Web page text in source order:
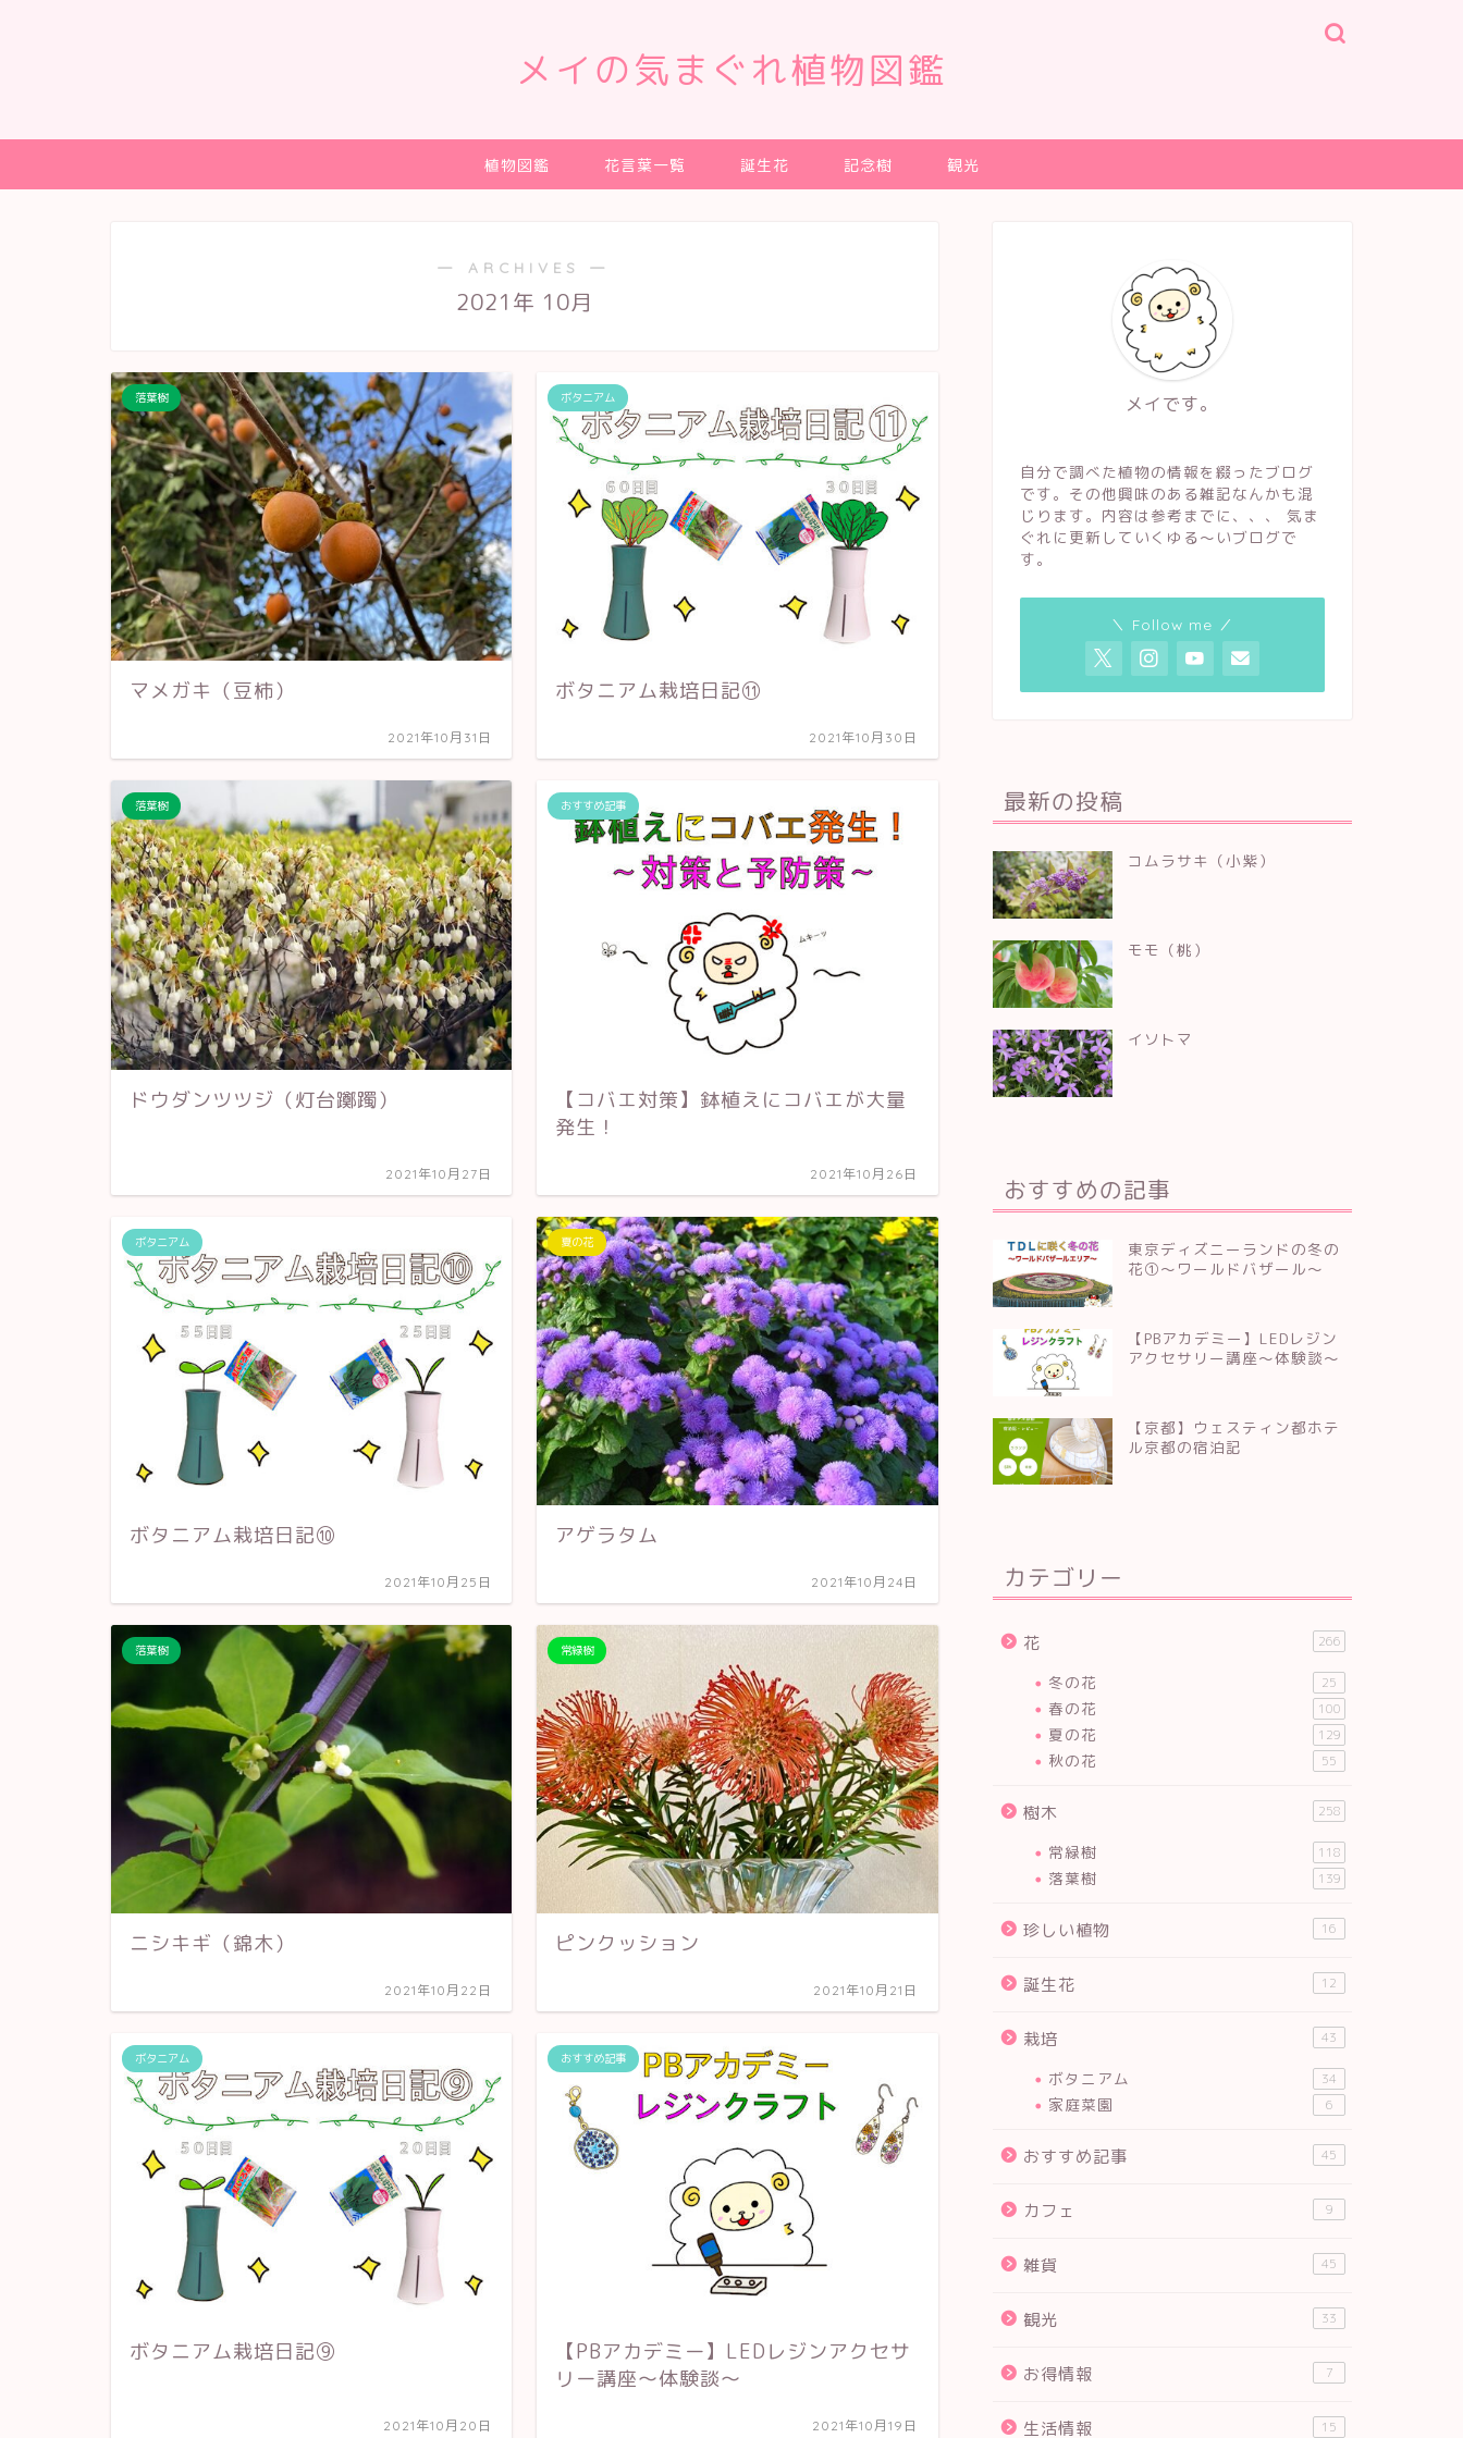
メイの気まぐれ植物図鑑
植物図鑑 花言葉一覧 誕生花 記念樹 観光
― ARCHIVES ―
2021年 10月
落葉樹
マメガキ（豆柿）
2021年10月31日
ボタニアム
ボタニアム栽培日記⑪
2021年10月30日
落葉樹
ドウダンツツジ（灯台躑躅）
2021年10月27日
おすすめ記事
【コバエ対策】鉢植えにコバエが大量
発生！
2021年10月26日
ボタニアム
ボタニアム栽培日記⑩
2021年10月25日
夏の花
アゲラタム
2021年10月24日
落葉樹
ニシキギ（錦木）
2021年10月22日
常緑樹
ピンクッション
2021年10月21日
ボタニアム
ボタニアム栽培日記⑨
2021年10月20日
おすすめ記事
【PBアカデミー】LEDレジンアクセサ
リー講座～体験談～
2021年10月19日
メイです。
自分で調べた植物の情報を綴ったブログ
です。その他興味のある雑記なんかも混
じります。内容は参考までに、、、 気ま
ぐれに更新していくゆる〜いブログで
す。
＼ Follow me ／
最新の投稿
コムラサキ（小紫）
モモ（桃）
イソトマ
おすすめの記事
東京ディズニーランドの冬の
花①～ワールドバザール～
【PBアカデミー】LEDレジン
アクセサリー講座～体験談～
【京都】ウェスティン都ホテ
ル京都の宿泊記
カテゴリー
花 266
冬の花 25
春の花 100
夏の花 129
秋の花 55
樹木 258
常緑樹 118
落葉樹 139
珍しい植物 16
誕生花 12
栽培 43
ボタニアム 34
家庭菜園 6
おすすめ記事 45
カフェ 9
雑貨 45
観光 33
お得情報 7
生活情報 15